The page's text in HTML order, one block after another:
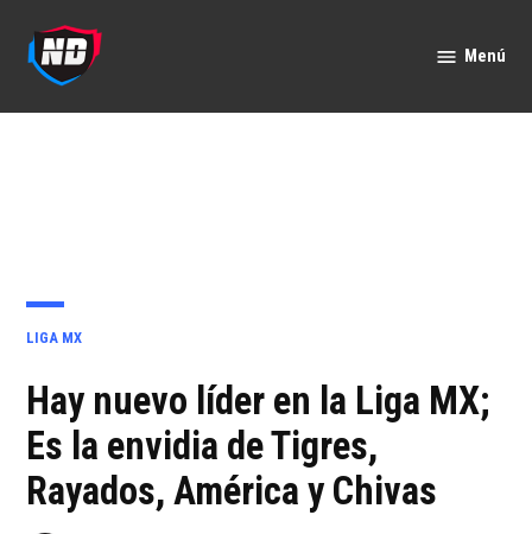
contenido
Menú
PUBLICADO
LIGA MX
Hay nuevo líder en la Liga MX;
Es la envidia de Tigres,
Rayados, América y Chivas